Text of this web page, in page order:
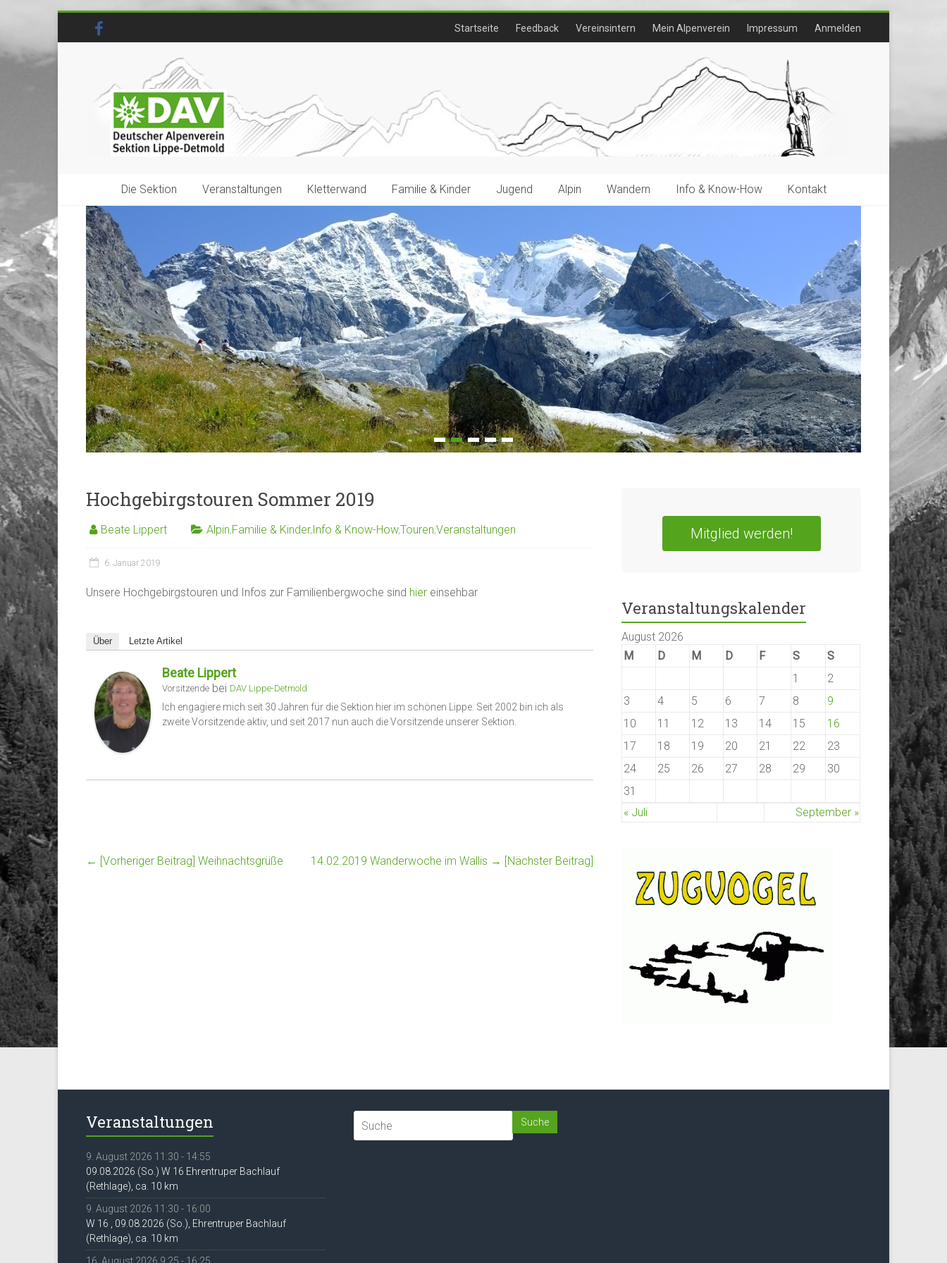
Startseite Feedback Vereinsintern Mein Alpenverein Impressum Anmelden
Die Sektion Veranstaltungen Kletterwand Familie & Kinder Jugend Alpin Wandern Info & Know-How Kontakt
Hochgebirgstouren Sommer 2019
Beate Lippert Alpin,Familie & Kinder, Info & Know-How,Touren,Veranstaltungen
6. Januar 2019
Unsere Hochgebirgstouren und Infos zur Familienbergwoche sind hier einsehbar
Über Letzte Artikel
Beate Lippert
Vorsitzende bei DAV Lippe-Detmold
Ich engagiere mich seit 30 Jahren für die Sektion hier im schönen Lippe. Seit 2002 bin ich als
zweite Vorsitzende aktiv, und seit 2017 nun auch die Vorsitzende unserer Sektion.
← [Vorheriger Beitrag] Weihnachtsgrüße 14.02.2019 Wanderwoche im Wallis → [Nächster Beitrag]
Mitglied werden!
Veranstaltungskalender
August 2026
M
D M D F S
S
1
2
3
4 5 6 7 8
9
10
11 12 13 14 15
16
17
18 19 20 21 22
23
24
25 26 27 28 29
30
31
« Juli
September »
Veranstaltungen
9. August 2026 11:30 - 14:55
09.08.2026 (So.) W 16 Ehrentruper Bachlauf
(Rethlage), ca. 10 km
9. August 2026 11:30 - 16:00
W 16 , 09.08.2026 (So.), Ehrentruper Bachlauf
(Rethlage), ca. 10 km